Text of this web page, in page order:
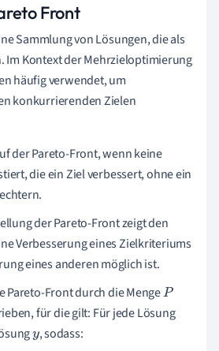
Front
Sammlung von Lösungen, die als
Im Kontext der Mehrzieloptimierung
häufig verwendet, um
konkurrierenden Zielen
der Pareto-Front, wenn keine
die ein Ziel verbessert, ohne ein
der Pareto-Front zeigt den
Verbesserung eines Zielkriteriums
eines anderen möglich ist.
Pareto-Front durch die MengeP
für die gilt: Für jede Lösung
y, sodass: